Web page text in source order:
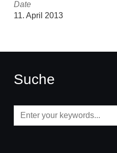
Date
11. April 2013
Suche